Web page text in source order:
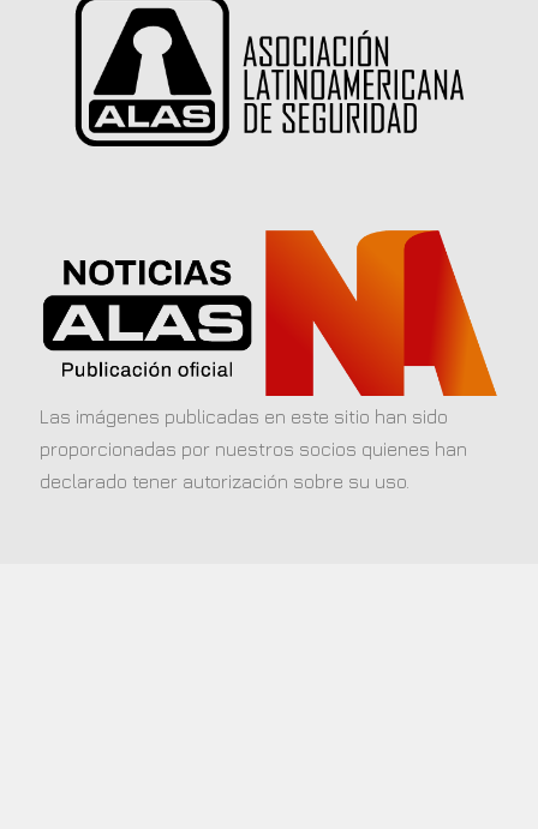
Las imágenes publicadas en este sitio han sido
proporcionadas por nuestros socios quienes han
declarado tener autorización sobre su uso.